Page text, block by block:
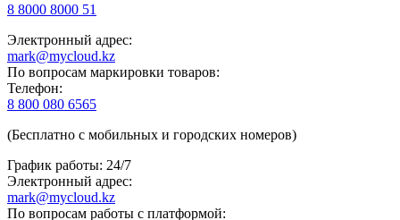
8 8000 8000 51
Электронный адрес:
mark@mycloud.kz
По вопросам маркировки товаров:
Телефон:
8 800 080 6565
(Бесплатно с мобильных и городских номеров)
График работы: 24/7
Электронный адрес:
mark@mycloud.kz
По вопросам работы с платформой: